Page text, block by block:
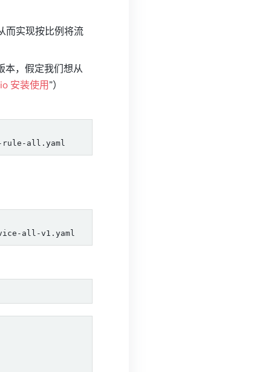
而实现按比例将流
本，假定我们想从
安装使用 ”）